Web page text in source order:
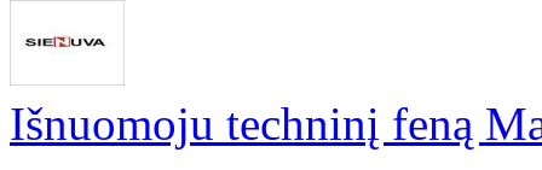
Išnuomoju techninį feną